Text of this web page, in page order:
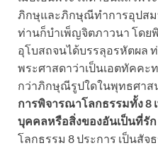
ภิกษุและภิกษุณีทำการอุปสม
ท่านก็บำเพ็ญจิตภาวนา โดย
อุโบสถจนได้บรรลุอรหัตผล
พระศาสดาว่าเป็นเอตทัคคะ
กว่าภิกษุณีรูปใดในพุทธศาส
การพิจารณาโลกธรรมทั้ง 8
บุคคลหรือสิ่งของอันเป็นที่รัก
โลกธรรม 8 ประการ เป็นสั